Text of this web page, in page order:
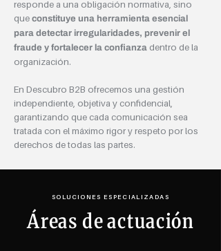
responde a una obligación normativa, sino
que constituye una herramienta esencial
para detectar irregularidades, prevenir el
fraude y fortalecer la confianza dentro de la
organización.
En Descubro B2B ofrecemos una gestión
independiente, objetiva y confidencial,
garantizando que cada comunicación sea
tratada con el máximo rigor y respeto por los
derechos de todas las partes.
SOLUCIONES ESPECIALIZADAS
Áreas de actuación